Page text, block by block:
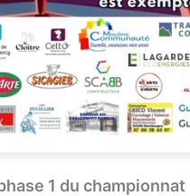
1 du championnat